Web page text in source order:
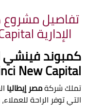
تفاصيل
الإدارية Compound Vinci New Capital
كمبوند فينشي
New Capital
تملك شركةمصر إيطاليا
التي توفر الراحة